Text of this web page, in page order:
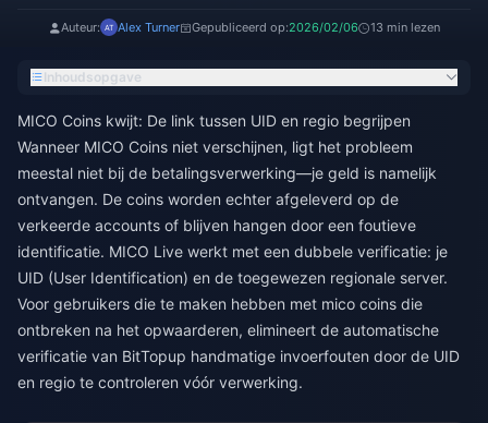
Auteur: Alex Turner Gepubliceerd op:2026/02/06 13 min lezen
Inhoudsopgave
MICO Coins kwijt: De link tussen UID en regio begrijpen
Wanneer MICO Coins niet verschijnen, ligt het probleem
meestal niet bij de betalingsverwerking—je geld is namelijk
ontvangen. De coins worden echter afgeleverd op de
verkeerde accounts of blijven hangen door een foutieve
identificatie. MICO Live werkt met een dubbele verificatie: je
UID (User Identification) en de toegewezen regionale server.
Voor gebruikers die te maken hebben met mico coins die
ontbreken na het opwaarderen, elimineert de automatische
verificatie van BitTopup handmatige invoerfouten door de UID
en regio te controleren vóór verwerking.